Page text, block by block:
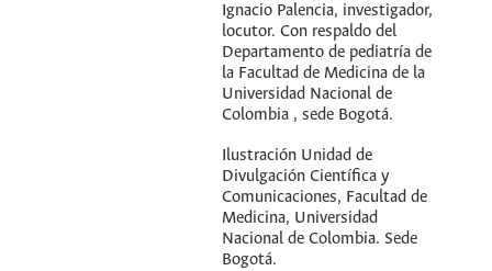
Ignacio Palencia, investigador,
locutor. Con respaldo del
Departamento de pediatría de
la Facultad de Medicina de la
Universidad Nacional de
Colombia , sede Bogotá.
Ilustración Unidad de
Divulgación Científica y
Comunicaciones, Facultad de
Medicina, Universidad
Nacional de Colombia. Sede
Bogotá.